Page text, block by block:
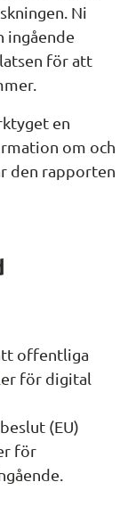
Ni
ingående
för att
en
om och
den rapporten
offentliga
för digital
(EU)
för